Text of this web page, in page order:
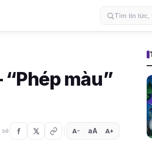
màu”
sẻ A− aA A+